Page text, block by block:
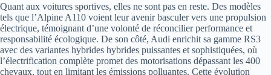
Quant aux voitures sportives, elles ne sont pas en reste. Des modèles
tels que l’Alpine A110 voient leur avenir basculer vers une propulsion
électrique, témoignant d’une volonté de réconcilier performance et
responsabilité écologique. De son côté, Audi enrichit sa gamme RS3
avec des variantes hybrides hybrides puissantes et sophistiquées, où
l’électrification complète promet des motorisations dépassant les 400
chevaux, tout en limitant les émissions polluantes. Cette évolution